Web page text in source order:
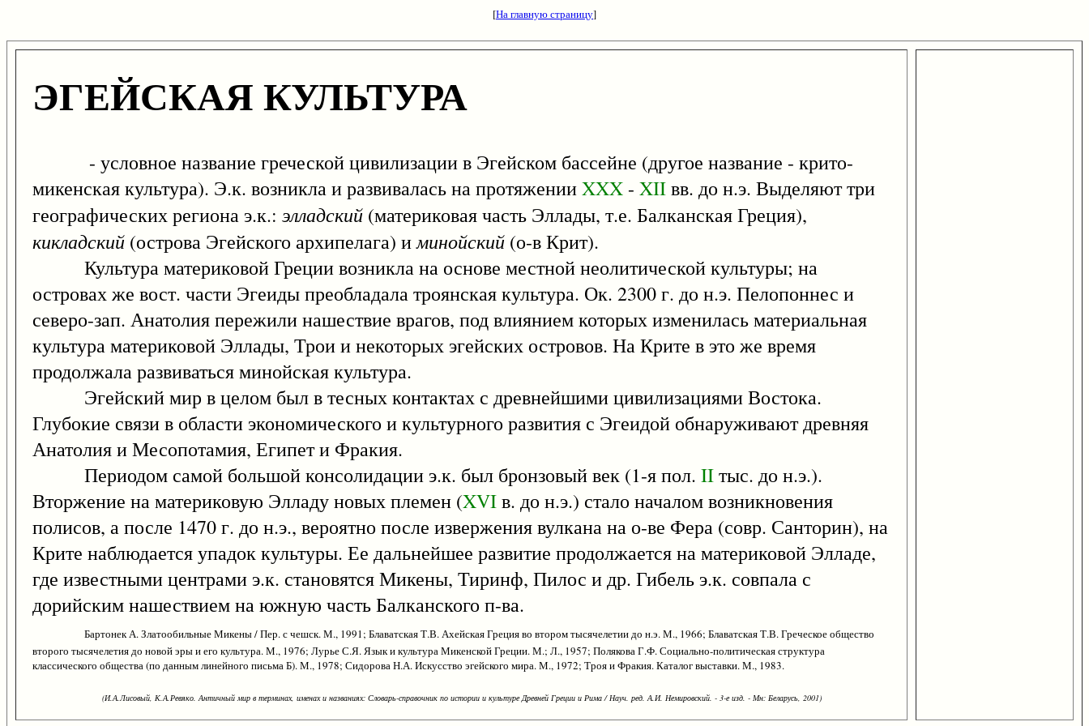
[На главную страницу]
ЭГЕЙСКАЯ КУЛЬТУРА
- условное название греческой цивилизации в Эгейском бассейне (другое название - крито-
микенская культура). Э.к. возникла и развивалась на протяженииXXX - XIIвв. до н.э. Выделяют три
географических региона э.к.: элладский (материковая часть Эллады, т.е. Балканская Греция),
кикладский (острова Эгейского архипелага) иминойский (о-в Крит).
Культура материковой Греции возникла на основе местной неолитической культуры; на
островах же вост. части Эгеиды преобладала троянская культура. Ок. 2300 г. до н.э. Пелопоннес и
северо-зап. Анатолия пережили нашествие врагов, под влиянием которых изменилась материальная
культура материковой Эллады, Трои и некоторых эгейских островов. На Крите в это же время
продолжала развиваться минойская культура.
Эгейский мир в целом был в тесных контактах с древнейшими цивилизациями Востока.
Глубокие связи в области экономического и культурного развития с Эгеидой обнаруживают древняя
Анатолия и Месопотамия, Египет и Фракия.
Периодом самой большой консолидации э.к. был бронзовый век (1-я пол. IIтыс. до н.э.).
Вторжение на материковую Элладу новых племен (XVIв. до н.э.) стало началом возникновения
полисов, а после 1470 г. до н.э., вероятно после извержения вулкана на о-ве Фера (совр. Санторин), на
Крите наблюдается упадок культуры. Ее дальнейшее развитие продолжается на материковой Элладе,
где известными центрами э.к. становятся Микены, Тиринф, Пилос и др. Гибель э.к. совпала с
дорийским нашествием на южную часть Балканского п-ва.
Бартонек А. Златообильные Микены / Пер. с чешск. М., 1991; Блаватская Т.В. Ахейская Греция во втором тысячелетии до н.э. М., 1966; Блаватская Т.В. Греческое общество
второго тысячелетия до новой эры и его культура. М., 1976; Лурье С.Я. Язык и культура Микенской Греции. М.; Л., 1957; Полякова Г.Ф. Социально-политическая структура
классического общества (по данным линейного письма Б). М., 1978; Сидорова Н.А. Искусство эгейского мира. М., 1972; Троя и Фракия. Каталог выставки. М., 1983.
(И.А.Лисовый, К.А.Ревяко. Античный мир в терминах, именах и названиях: Словарь-справочник по истории и культуре Древней Греции и Рима / Науч. ред. А.И. Немировский. - 3-е изд. - Мн: Беларусь, 2001)